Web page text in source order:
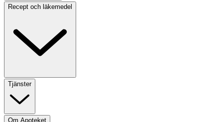
Recept och läkemedel
Tjänster
Om Apoteket